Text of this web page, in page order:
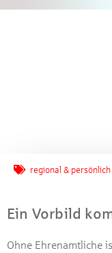
regional & persönlich
Ein Vorbild
Ohne Ehrenamtliche
Dezember